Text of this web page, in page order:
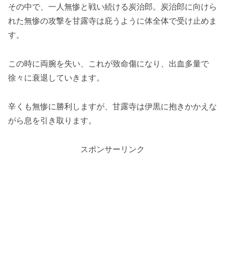
その中で、一人無惨と戦い続ける炭治郎。炭治郎に向けら
れた無惨の攻撃を甘露寺は庇うように体全体で受け止めま
す。
この時に両腕を失い、これが致命傷になり、出血多量で
徐々に衰退していきます。
辛くも無惨に勝利しますが、甘露寺は伊黒に抱きかかえな
がら息を引き取ります。
スポンサーリンク